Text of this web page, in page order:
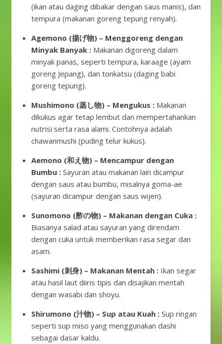
(ikan atau daging dibakar dengan saus manis), dan
tempura (makanan goreng tepung renyah).
Agemono (揚げ物) – Menggoreng dengan
Minyak Banyak : Makanan digoreng dalam
minyak panas, seperti tempura, karaage (ayam
goreng Jepang), dan tonkatsu (daging babi
goreng tepung).
Mushimono (蒸し物) – Mengukus : Makanan
dikukus agar tetap lembut dan mempertahankan
nutrisi serta rasa alami. Contohnya adalah
chawanmushi (puding telur kukus).
Aemono (和え物) – Mencampur dengan
Bumbu : Sayuran atau makanan lain dicampur
dengan saus atau bumbu, misalnya goma-ae
(sayuran dicampur dengan saus wijen).
Sunomono (酢の物) – Makanan dengan Cuka :
Biasanya salad atau sayuran yang direndam
dengan cuka untuk memberikan rasa segar dan
asam.
Sashimi (刺身) – Makanan Mentah : Ikan segar
atau hasil laut diiris tipis dan disajikan mentah
dengan wasabi dan shoyu.
Shirumono (汁物) – Sup atau Kuah : Sup ringan
seperti sup miso yang menggunakan dashi
sebagai dasar kaldu.